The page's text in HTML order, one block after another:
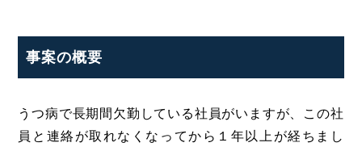
事案の概要
うつ病で長期間欠勤している社員がいますが、この社
員と連絡が取れなくなってから１年以上が経ちまし